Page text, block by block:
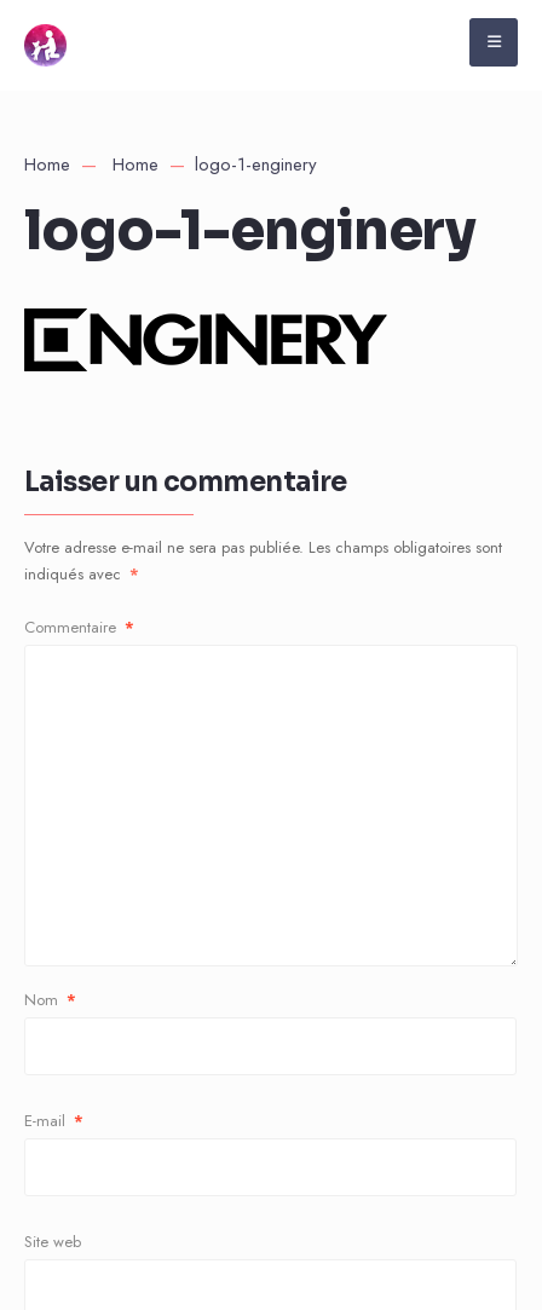
Home Home logo-1-enginery
logo-1-enginery
Laisser un commentaire
Votre adresse e-mail ne sera pas publiée. Les champs obligatoires sont
indiqués avec *
Commentaire *
Nom *
E-mail *
Site web